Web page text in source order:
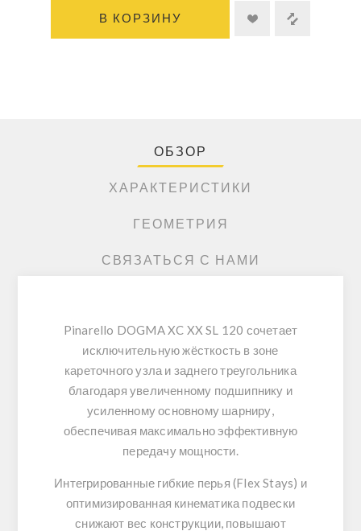
В КОРЗИНУ
ОБЗОР
ХАРАКТЕРИСТИКИ
ГЕОМЕТРИЯ
СВЯЗАТЬСЯ С НАМИ
Pinarello DOGMA XC XX SL 120 сочетает
исключительную жёсткость в зоне
кареточного узла и заднего треугольника
благодаря увеличенному подшипнику и
усиленному основному шарниру,
обеспечивая максимально эффективную
передачу мощности.
Интегрированные гибкие перья (Flex Stays) и
оптимизированная кинематика подвески
снижают вес конструкции, повышают